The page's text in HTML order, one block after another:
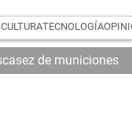
CULTURATECNOLOGÍA
de municiones